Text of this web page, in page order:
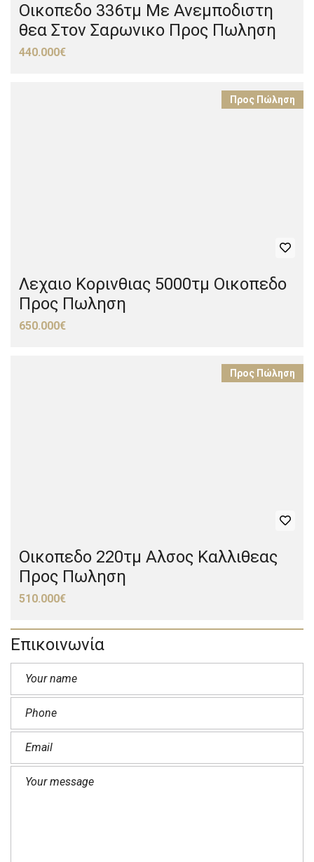
Οικοπεδο 336τμ Με Ανεμποδιστη
θεα Στον Σαρωνικο Προς Πωληση
440.000€
Προς Πώληση
Λεχαιο Κορινθιας 5000τμ Οικοπεδο
Προς Πωληση
650.000€
Προς Πώληση
Οικοπεδο 220τμ Αλσος Καλλιθεας
Προς Πωληση
510.000€
Επικοινωνία